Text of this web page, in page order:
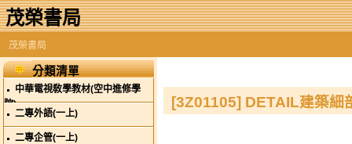
茂榮書局
茂榮書局
分類清單
中華電視敎學教材(空中進修學
院)
二專外語(一上)
二專企管(一上)
[3Z01105] DETAIL建築細